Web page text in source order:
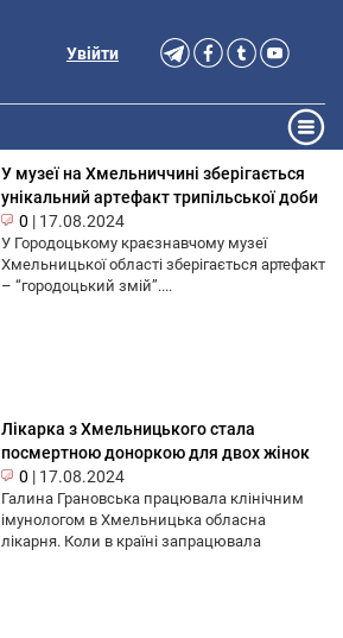
Увійти
У музеї на Хмельниччині зберігається
унікальний артефакт трипільської доби
0 | 17.08.2024
У Городоцькому краєзнавчому музеї
Хмельницької області зберігається артефакт
– “городоцький змій”....
Лікарка з Хмельницького стала
посмертною доноркою для двох жінок
0 | 17.08.2024
Галина Грановська працювала клінічним
імунологом в Хмельницька обласна
лікарня. Коли в країні запрацювала